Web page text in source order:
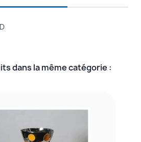
dans la même catégorie :